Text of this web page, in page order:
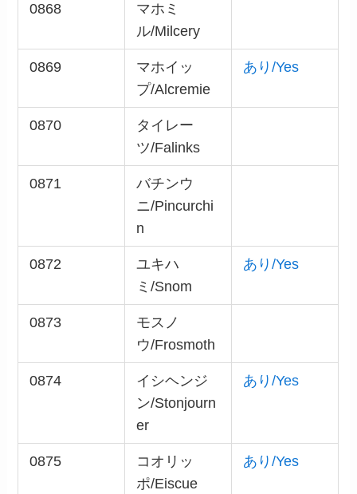
0868
マホミ
ル/Milcery
0869
マホイッ
プ/Alcremie
あり/Yes
0870
タイレー
ツ/Falinks
0871
バチンウ
ニ/Pincurchi
n
0872
ユキハ
ミ/Snom
あり/Yes
0873
モスノ
ウ/Frosmoth
0874
イシヘンジ
ン/Stonjourn
er
あり/Yes
0875
コオリッ
ポ/Eiscue
あり/Yes